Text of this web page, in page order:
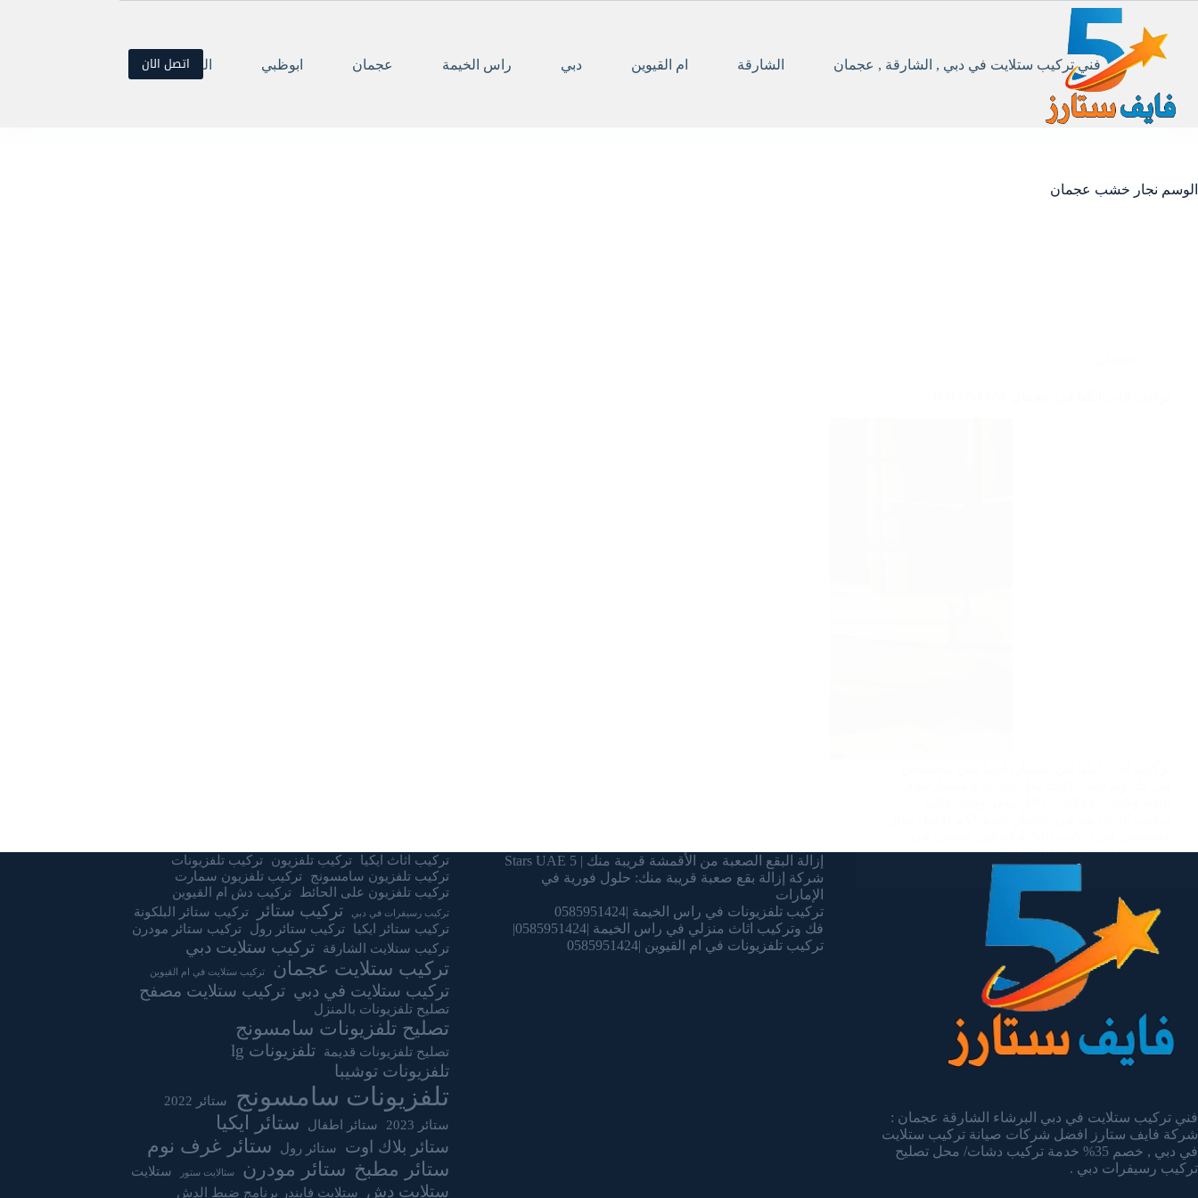
المحتوى
فني تركيب ستلايت في دبي , الشارقة , عجمان
الشارقة ام القيوين دبي راس الخيمة عجمان ابوظبي العيناتصل الان
الوسم نجار خشب عجمان
admin
يناير 14, 2025
فني تركيب ستلايت في دبي البرشاء الشارقة عجمان :
شركة فايف ستارز افضل شركات صيانة تركيب ستلايت
في دبي , خصم 35% خدمة تركيب دشات/ محل تصليح
تركيب رسيفرات دبي .
إزالة البقع الصعبة من الأقمشة قريبة منك | 5 Stars UAE
شركة إزالة بقع صعبة قريبة منك: حلول فورية في
الإمارات
تركيب تلفزيونات في راس الخيمة |0585951424
فك وتركيب اثاث منزلي في راس الخيمة |0585951424|
تركيب تلفزيونات في ام القيوين |0585951424
تركيب اثاث ايكيا تركيب تلفزيون
تركيب تلفزيونات
تركيب تلفزيون سامسونج
تركيب تلفزيون سمارت
تركيب تلفزيون على الحائط
تركيب دش ام القيوين
تركيب رسيفرات في دبي تركيب ستائر
تركيب ستائر البلكونة
تركيب ستائر ايكيا
تركيب ستائر رول
تركيب ستائر مودرن
تركيب ستلايت الشارقة
تركيب ستلايت دبي
تركيب ستلايت عجمان تركيب ستلايت في ام القيوين
تركيب ستلايت في دبي تركيب ستلايت مصفح
تصليح تلفزيونات بالمنزل
تصليح تلفزيونات سامسونج
تصليح تلفزيونات قديمة
تلفزيونات lg
تلفزيونات توشيبا
تلفزيونات سامسونج
ستائر 2022
ستائر 2023
ستائر اطفال ستائر ايكيا
ستائر بلاك اوت ستائر رول
ستائر غرف نوم
ستائر مطبخ ستائر مودرن ستالايت ستور ستلايت
ستلايت دش ستلايت فايندر برنامج ضبط الدش